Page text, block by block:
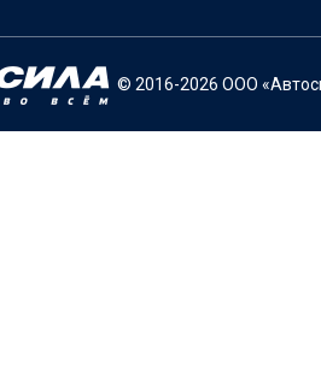
© 2016-2026 ООО